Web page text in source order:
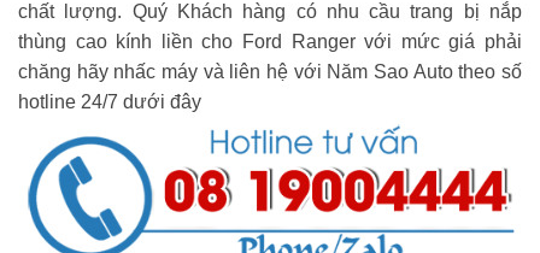
chất lượng. Quý Khách hàng có nhu cầu trang bị nắp
thùng cao kính liền cho Ford Ranger với mức giá phải
chăng hãy nhấc máy và liên hệ với Năm Sao Auto theo số
hotline 24/7 dưới đây